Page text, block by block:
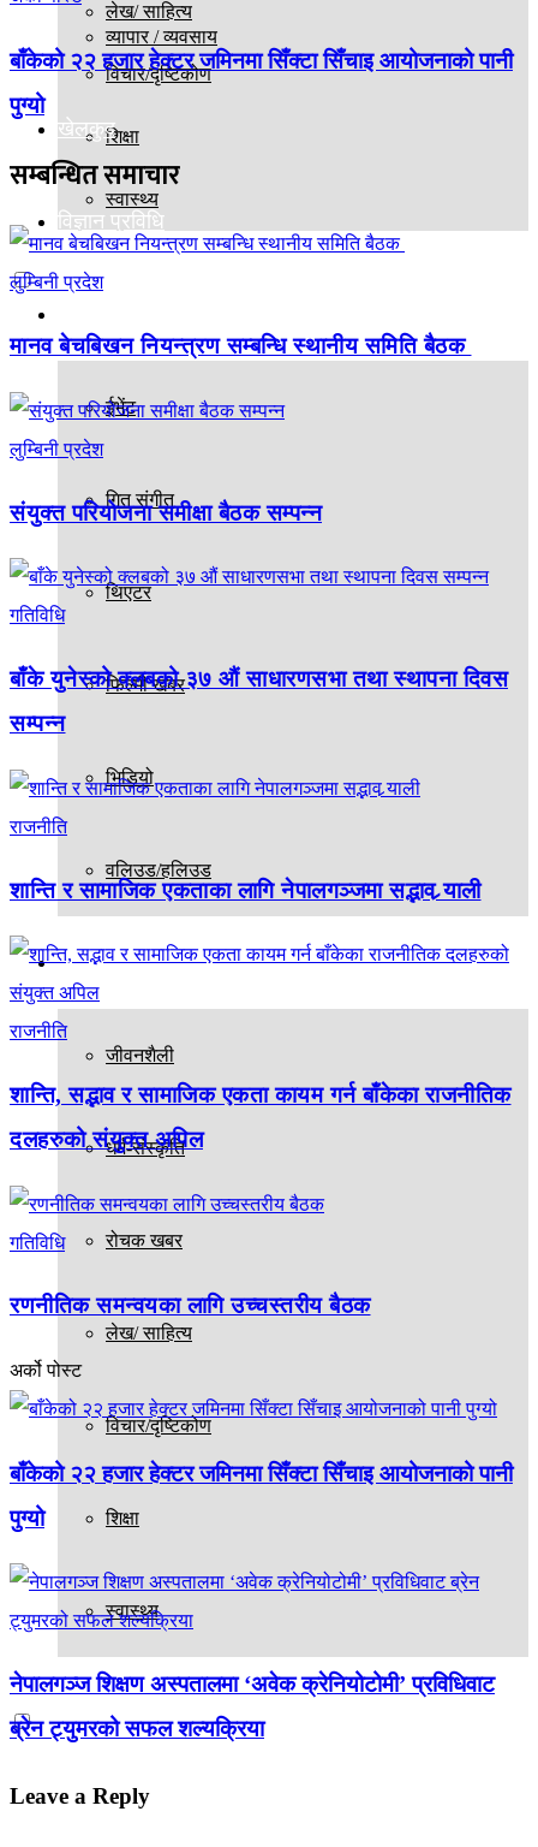
लेख/ साहित्य
विचार/दृष्टिकोण
शिक्षा
स्वास्थ्य
व्यापार / व्यवसाय
खेलकुद
विज्ञान प्रविधि
ईभेंट
गित संगीत
थिएटर
फिल्मी खबर
भिडियो
वलिउड/हलिउड
अन्य
जीवनशैली
धर्म-संस्कृति
रोचक खबर
लेख/ साहित्य
विचार/दृष्टिकोण
शिक्षा
स्वास्थ्य
बाँकेको २२ हजार हेक्टर जमिनमा सिँक्टा सिँचाइ आयोजनाको पानी
पुग्यो
सम्बन्धितसमाचार
लुम्बिनी प्रदेश
मानव बेचबिखन नियन्त्रण सम्बन्धि स्थानीय समिति बैठक
लुम्बिनी प्रदेश
संयुक्त परियोजना समीक्षा बैठक सम्पन्न
गतिविधि
बाँके युनेस्को क्लबको ३७ औं साधारणसभा तथा स्थापना दिवस
सम्पन्न
राजनीति
शान्ति र सामाजिक एकताका लागि नेपालगञ्जमा सद्भाव र्‍याली
राजनीति
शान्ति, सद्भाव र सामाजिक एकता कायम गर्न बाँकेका राजनीतिक
दलहरुको संयुक्त अपिल
गतिविधि
रणनीतिक समन्वयका लागि उच्चस्तरीय बैठक
अर्को पोस्ट
बाँकेको २२ हजार हेक्टर जमिनमा सिँक्टा सिँचाइ आयोजनाको पानी
पुग्यो
नेपालगञ्ज शिक्षण अस्पतालमा ‘अवेक क्रेनियोटोमी’ प्रविधिवाट
ब्रेन ट्युमरको सफल शल्यक्रिया
Leave a Reply